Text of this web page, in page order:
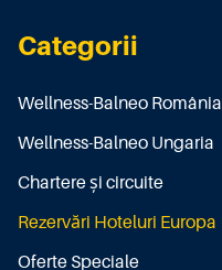
Categorii
Wellness-Balneo România
Wellness-Balneo Ungaria
Chartere și circuite
Rezervări Hoteluri Europa
Oferte Speciale